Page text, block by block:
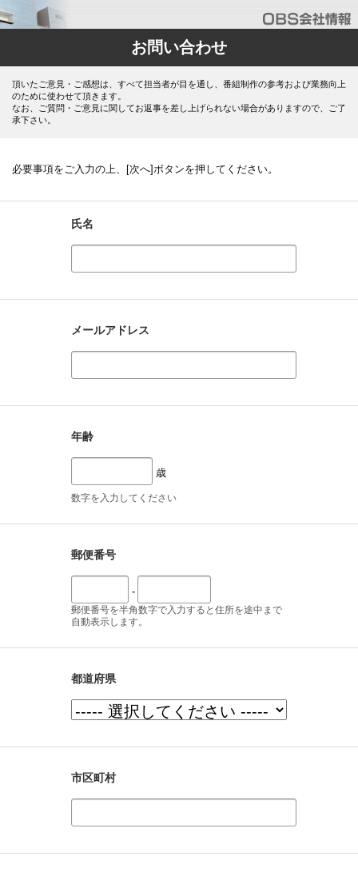
お問い合わせ
頂いたご意見・ご感想は、すべて担当者が目を通し、番組制作の参考および業務向上
のために使わせて頂きます。
なお、ご質問・ご意見に関してお返事を差し上げられない場合がありますので、ご了
承下さい。
必要事項をご入力の上、[次へ]ボタンを押してください。
氏名
メールアドレス
年齢
歳
数字を入力してください
郵便番号
-
郵便番号を半角数字で入力すると住所を途中まで
自動表示します。
都道府県
市区町村